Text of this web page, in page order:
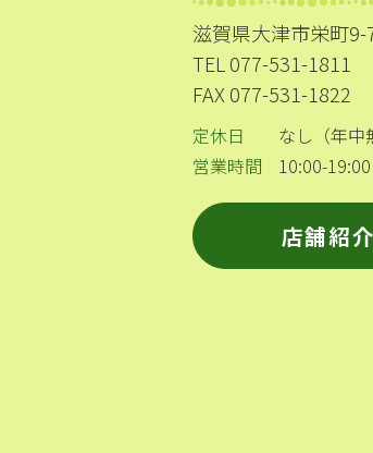
滋賀県大津市栄町
TEL 077-531-1811
FAX 077-531-1822
定休日
なし（年中
営業時間
10:00-19:00
店舗紹介